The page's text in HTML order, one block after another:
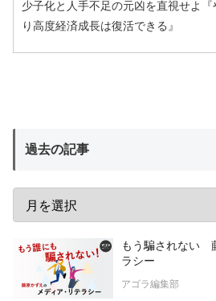
少子化と人手不足の元凶を直視せよ『
り高度経済成長は復活できる』
過去の記事
もう騙されない
ラシー
アゴラ編集部